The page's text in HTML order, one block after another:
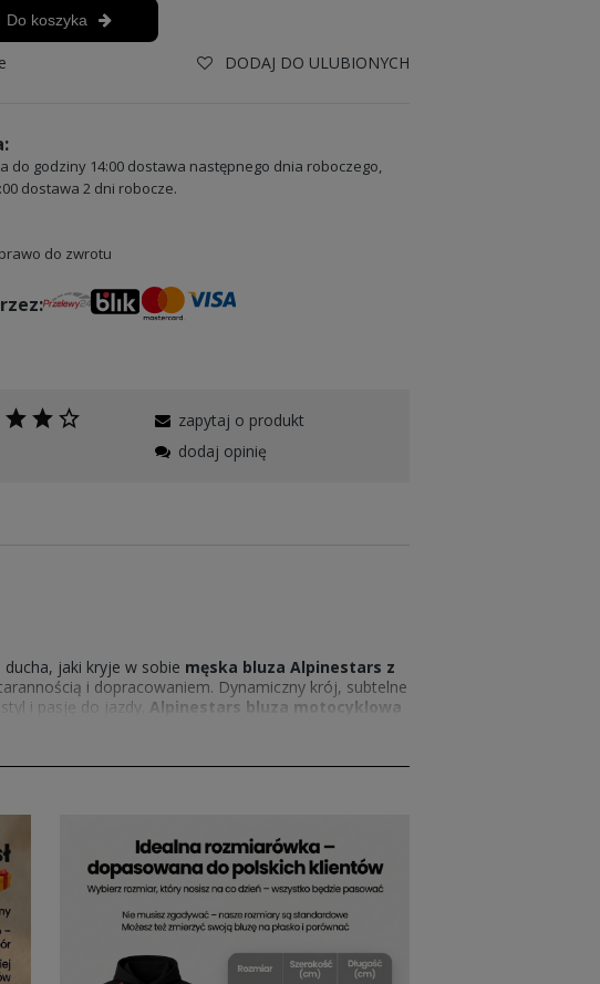
Do koszyka
DODAJ DO ULUBIONYCH
do godziny 14:00 dostawa następnego dnia roboczego,
dostawa 2 dni robocze.
do zwrotu
zapytaj o produkt
dodaj opinię
jaki kryje w sobie męska bluza Alpinestars z
i dopracowaniem. Dynamiczny krój, subtelne
i pasję do jazdy. Alpinestars bluza motocyklowa
pasji.
wygodę noszenia w każdych warunkach. Jej
pozostając jednocześnie przewiewna i lekka. Każdy
Bluza motocyklowa Alpinestars z
relaksu, zapewniając ciepło i wygodę bez
Alpinestars bluza męska z kapturem